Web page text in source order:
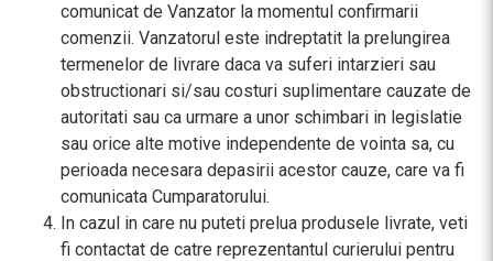
comunicat de Vanzator la momentul confirmarii
comenzii. Vanzatorul este indreptatit la prelungirea
termenelor de livrare daca va suferi intarzieri sau
obstructionari si/sau costuri suplimentare cauzate de
autoritati sau ca urmare a unor schimbari in legislatie
sau orice alte motive independente de vointa sa, cu
perioada necesara depasirii acestor cauze, care va fi
comunicata Cumparatorului.
In cazul in care nu puteti prelua produsele livrate, veti
fi contactat de catre reprezentantul curierului pentru